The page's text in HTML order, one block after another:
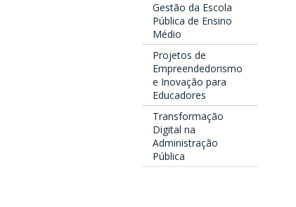
Gestão da Escola
Pública de Ensino
Médio
Projetos de
Empreendedorismo
e Inovação para
Educadores
Transformação
Digital na
Administração
Pública